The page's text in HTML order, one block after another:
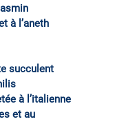
à l’aneth
succulent
à l’italienne
et au